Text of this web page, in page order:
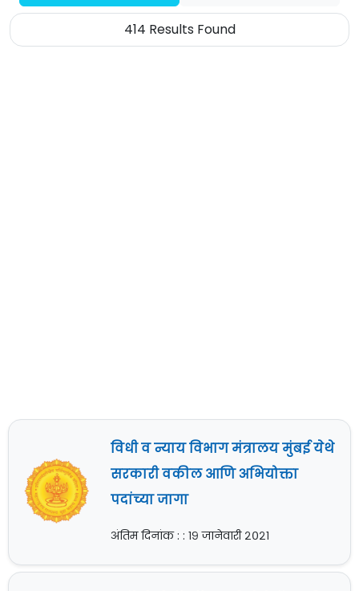
414 Results Found
विधी व न्याय विभाग मंत्रालय मुंबई येथे
सरकारी वकील आणि अभियोक्ता
पदांच्या जागा
अंतिम दिनांक : : १९ जानेवारी २०२१